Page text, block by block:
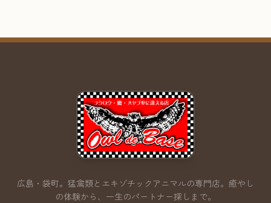
広島・袋町。猛禽類とエキゾチックアニマルの専門店。 癒やし
の体験から、一生のパートナー探しまで。